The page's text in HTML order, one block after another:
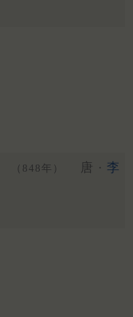
（848年） 唐 · 李